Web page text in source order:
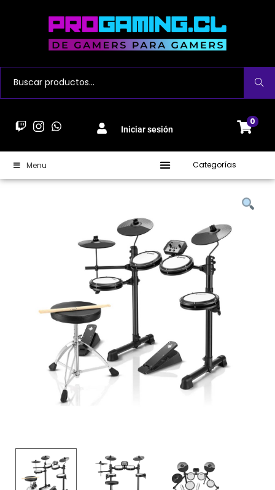
Buscar
Iniciar sesión
0
Menu Categorías